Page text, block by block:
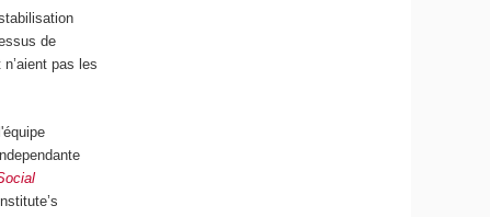
de
pas les